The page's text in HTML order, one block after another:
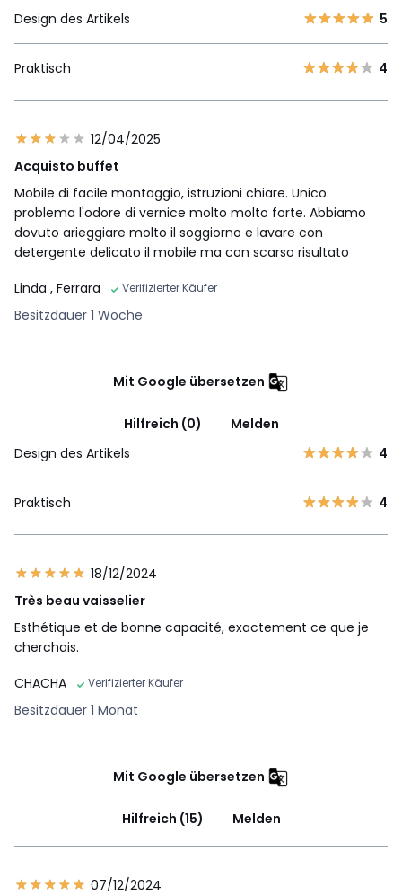
Design des Artikels
5
Praktisch 4
12/04/2025
Acquisto buffet
Mobile di facile montaggio, istruzioni chiare. Unico
problema l'odore di vernice molto molto forte. Abbiamo
dovuto arieggiare molto il soggiorno e lavare con
detergente delicato il mobile ma con scarso risultato
Linda , Ferrara Verifizierter Käufer
Besitzdauer 1 Woche
Mit Google übersetzen
Hilfreich (0)
Melden
Design des Artikels
4
Praktisch 4
18/12/2024
Très beau vaisselier
Esthétique et de bonne capacité, exactement ce que je
cherchais.
CHACHA
Verifizierter Käufer
Besitzdauer 1 Monat
Mit Google übersetzen
Hilfreich (15) Melden
07/12/2024